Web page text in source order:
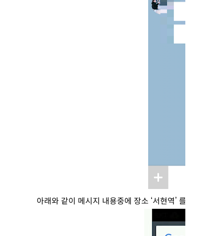
아래와 같이 메시지 내용중에 장소 ‘서현역’ 를 자동